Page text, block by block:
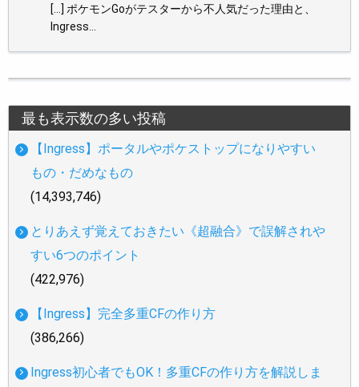
[…] ポケモンGoがテスターから不人気だった理由と、
Ingress…
最も表示数の多い投稿
【Ingress】ポータルやポケストップになりやすい
もの・だめなもの
(14,393,746)
とりあえず覚えておきたい《超融合》で誤解されや
すい6つのポイント
(422,976)
【Ingress】完全多重CFの作り方
(386,266)
Ingress初心者でもOK！多重CFの作り方を解説しま